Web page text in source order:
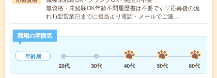
無資格・未経験OK年齢不問履歴書は不要です▽応募後の流
れ1)翌営業日までに担当より電話・メールでご連…
職場の雰囲気
年齢層
20代
30代 40代 50代 60代